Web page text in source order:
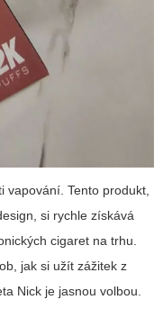
vapování. Tento produkt,
si rychle získává
cigaret na trhu.
jak si užít zážitek z
Nick je jasnou volbou.